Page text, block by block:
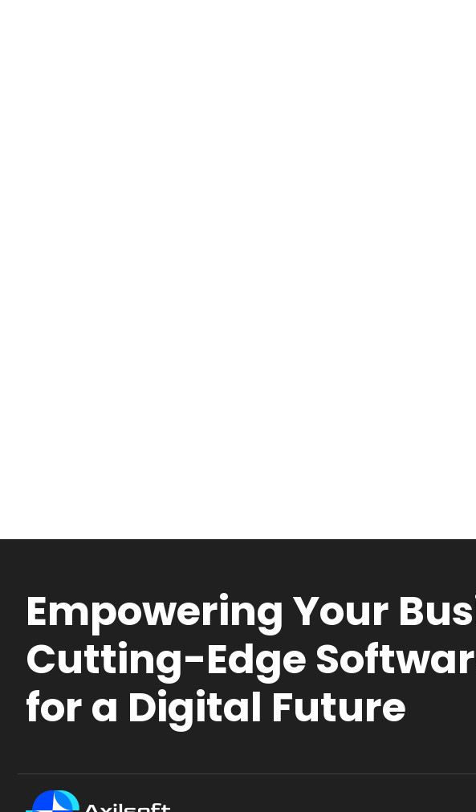
Empowering Your
Cutting-Edge
for a Digital Future